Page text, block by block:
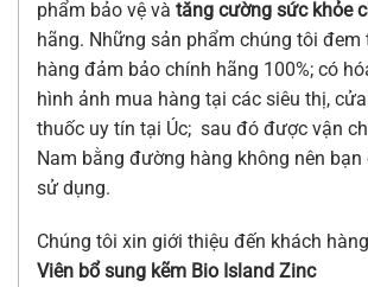
phẩm bảo vệ và tăng cường sức khỏe
hãng. Những sản phẩm chúng tôi đem
hàng đảm bảo chính hãng 100%; có
hình ảnh mua hàng tại các siêu thị,
thuốc uy tín tại Úc; sau đó được vận
Nam bằng đường hàng không nên bạn
sử dụng.
Chúng tôi xin giới thiệu đến khách
Viên bổ sung kẽm Bio Island Zinc